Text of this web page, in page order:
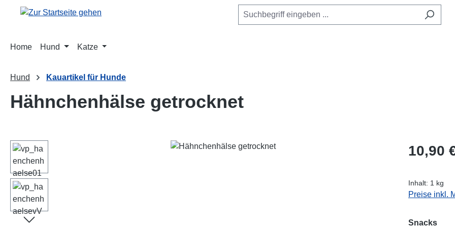
Hauptinhalt springen
Zur Suche springen
Zur Hauptnavigation springen
Home Hund Katze
Hund Kauartikel für Hunde
Hähnchenhälse getrocknet
Bildergalerie überspringen Regulärer
10,90
Inhalt: 1 kg
Preise inkl.
Snacks